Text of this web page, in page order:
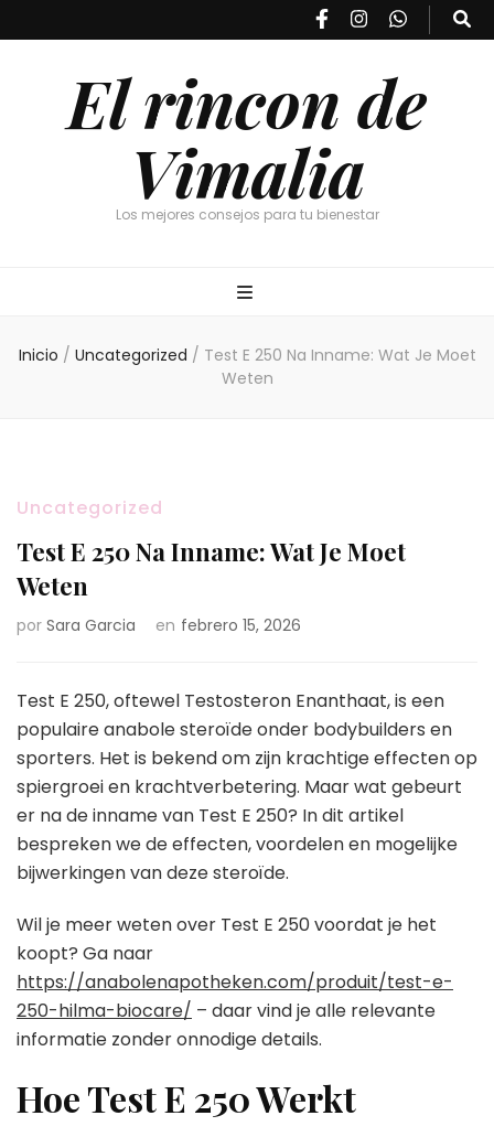
El rincon de
Vimalia
Los mejores consejos para tu bienestar
Inicio / Uncategorized / Test E 250 Na Inname: Wat Je Moet
Weten
Uncategorized
Test E 250 Na Inname: Wat Je Moet
Weten
por Sara Garcia en febrero 15, 2026
Test E 250, oftewel Testosteron Enanthaat, is een
populaire anabole steroïde onder bodybuilders en
sporters. Het is bekend om zijn krachtige effecten op
spiergroei en krachtverbetering. Maar wat gebeurt
er na de inname van Test E 250? In dit artikel
bespreken we de effecten, voordelen en mogelijke
bijwerkingen van deze steroïde.
Wil je meer weten over Test E 250 voordat je het
koopt? Ga naar
https://anabolenapotheken.com/produit/test-e-
250-hilma-biocare/ – daar vind je alle relevante
informatie zonder onnodige details.
Hoe Test E 250 Werkt